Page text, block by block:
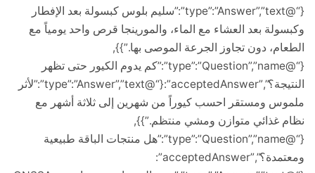
{“@type”:”Answer”,”text”:”سليم بلوس كبسولة بعد الإفطار
بعد العشاء مع الماء، والمورينجا قرص واحد يومياً مع
دون تجاوز الجرعة الموصى بها.”}},
{“@type”:”Question”,”name”:”كم يدوم الكيور حتى تظهر
النتيجة؟”,”acceptedAnswer”:{“@type”:”Answer”,”text”:”لأثر
ومستقر احسب كيوراً من شهرين إلى ثلاثة أشهر مع
غذائي متوازن ومشي منتظم.”}},
{“@type”:”Question”,”name”:”هل منتجات الباقة طبيعية
ومعتمدة؟”,”acceptedAnswer”: